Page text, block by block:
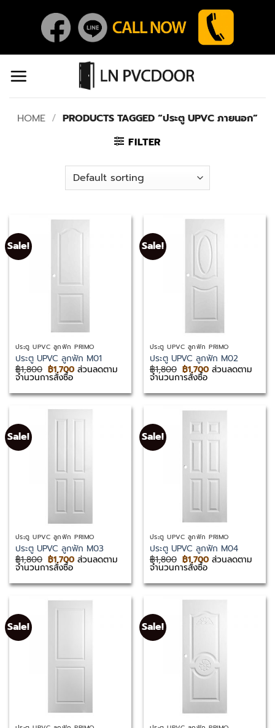
HOME / PRODUCTS TAGGED “ประตู UPVC ภายนอก”
FILTER
Sale!
ประตู UPVC ลูกฟัก PRIMO
ประตู UPVC ลูกฟัก M01
฿1,800 Original
price
฿1,800.
฿1,700Current
฿1,700.
ส่วนลดตาม
จำนวนการสั่งซื้อ
Sale!
ประตู UPVC ลูกฟัก PRIMO
ประตู UPVC ลูกฟัก M02
฿1,800 Original
price
฿1,800.
฿1,700Current
฿1,700.
ส่วนลดตาม
จำนวนการสั่งซื้อ
Sale!
ประตู UPVC ลูกฟัก PRIMO
ประตู UPVC ลูกฟัก M03
฿1,800 Original
price
฿1,800.
฿1,700Current
฿1,700.
ส่วนลดตาม
จำนวนการสั่งซื้อ
Sale!
ประตู UPVC ลูกฟัก PRIMO
ประตู UPVC ลูกฟัก M04
฿1,800 Original
price
฿1,800.
฿1,700Current
฿1,700.
ส่วนลดตาม
จำนวนการสั่งซื้อ
Sale! Sale!